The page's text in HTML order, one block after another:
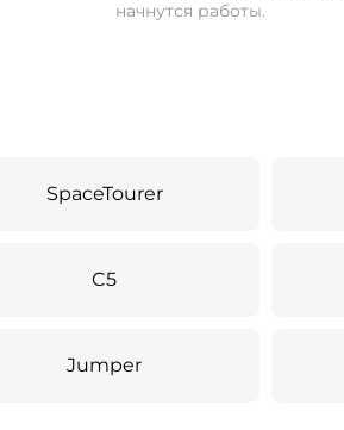
начнутся работы.
SpaceTourer
C5
Jumper